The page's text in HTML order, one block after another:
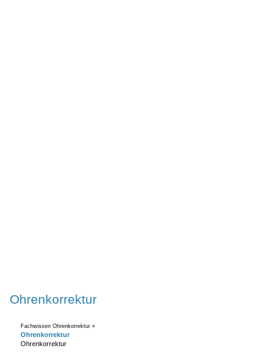
Ohrenkorrektur
Fachwissen Ohrenkorrektur »
Ohrenkorrektur
Ohrenkorrektur